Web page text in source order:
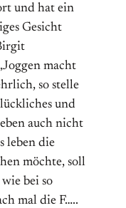
und hat ein
Gesicht
macht
so stelle
und
auch nicht
leben die
möchte, soll
bei so
mal die F…..